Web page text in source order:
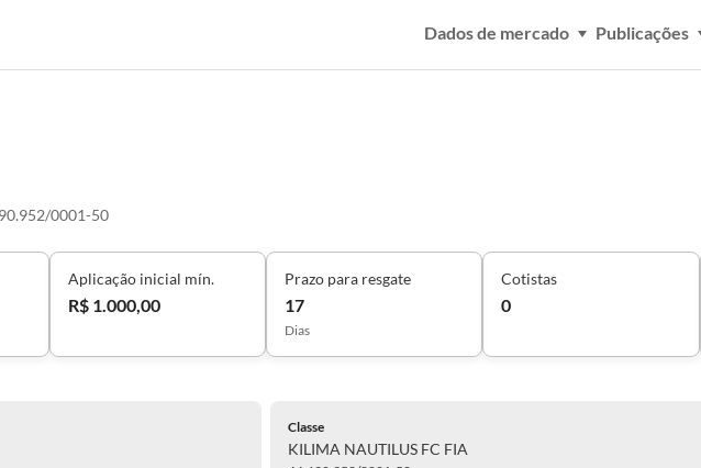
Dados de mercado Publicações
0001-50
Aplicação inicial mín.
R$ 1.000,00
Prazo para resgate
17
Dias
Cotistas
0
Classe
KILIMA NAUTILUS FC FIA